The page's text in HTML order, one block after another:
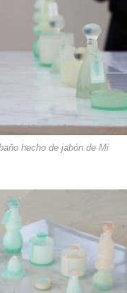
hecho de jabón de Mi